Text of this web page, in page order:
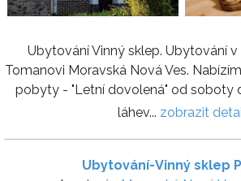
Ubytování Vinný sklep. Ubytování
Tomanovi Moravská Nová Ves.
pobyty - "Letní dovolená" od soboty
láhev... zobrazit
Ubytování-Vinný sklep